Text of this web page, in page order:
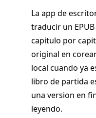
La app de
traducir un
capitulo por
original en
local cuando ya
libro de partida
una version en
leyendo.